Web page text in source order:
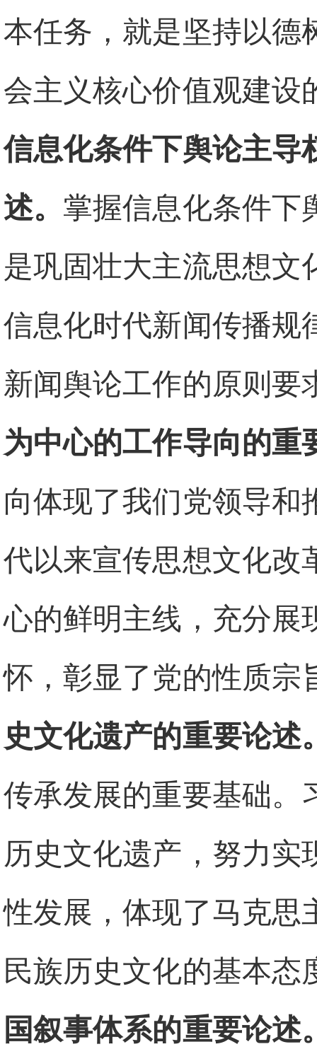
本任务，就是坚持以德
会主义核心价值观建设
信息化条件下舆论主导
述。 掌握信息化条件下
是巩固壮大主流思想文
信息化时代新闻传播规
新闻舆论工作的原则要
为中心的工作导向的重
向体现了我们党领导和
代以来宣传思想文化改
心的鲜明主线，充分展
怀，彰显了党的性质宗
史文化遗产的重要论述
传承发展的重要基础。
历史文化遗产，努力实
性发展，体现了马克思
民族历史文化的基本态
国叙事体系的重要论述